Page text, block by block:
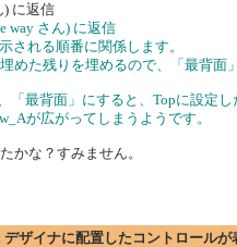
) に返信
way さん) に返信
される順番に関係します。
めた残りを埋めるので、「最背面
「最背面」にすると、Topに設定
が広がってしまうようです。
かな？すみません。
デザイナに配置したコントロールが